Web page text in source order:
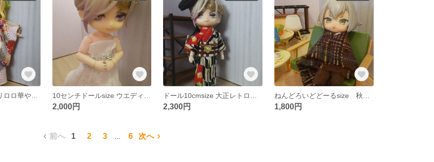
【新春セール！】リロロ華やか着物
2,000円 2,300円 1,800円
前へ 1 2 3 6 次へ